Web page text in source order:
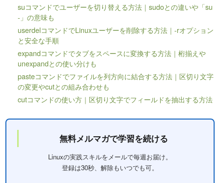
suコマンドでユーザーを切り替える方法｜sudoとの違いや「su
-」の意味も
userdelコマンドでLinuxユーザーを削除する方法｜-rオプション
と安全な手順
expandコマンドでタブをスペースに変換する方法｜桁揃えや
unexpandとの使い分けも
pasteコマンドでファイルを列方向に結合する方法｜区切り文字
の変更やcutとの組み合わせも
cutコマンドの使い方｜区切り文字でフィールドを抽出する方法
無料メルマガで学習を続ける
Linuxの実践スキルをメールで毎週お届け。
登録は30秒、解除もいつでも可。